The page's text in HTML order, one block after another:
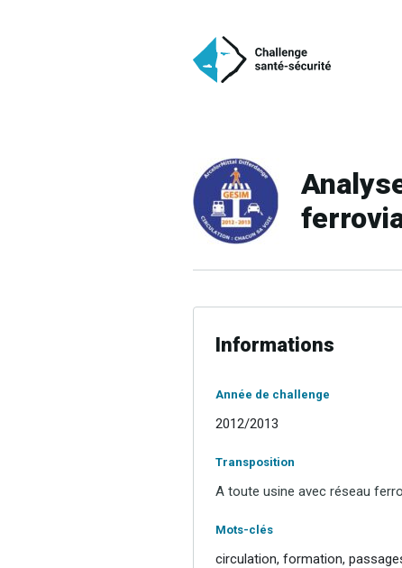
Informations
Année de challenge
2012/2013
Transposition
A toute usine avec réseau
Mots-clés
circulation, formation,